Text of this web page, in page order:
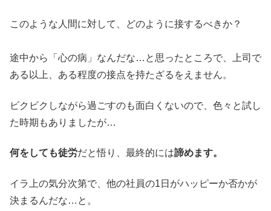
このような人間に対して、どのように接するべきか？
途中から「心の病」なんだな…と思ったところで、上司で
ある以上、ある程度の接点を持たざるをえません。
ビクビクしながら過ごすのも面白くないので、色々と試し
た時期もありましたが…
何をしても徒労だと悟り、最終的には諦めます。
イラ上の気分次第で、他の社員の1日がハッピーか否かが
決まるんだな…と。